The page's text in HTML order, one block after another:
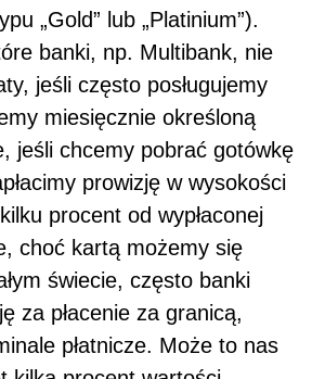
„Gold” lub „Platinium”).
banki, np. Multibank, nie
jeśli często posługujemy
miesięcznie określoną
jeśli chcemy pobrać gotówkę
prowizję w wysokości
procent od wypłaconej
choć kartą możemy się
świecie, często banki
za płacenie za granicą,
płatnicze. Może to nas